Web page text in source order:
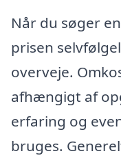
Når du søger
prisen
overveje.
afhængigt af
erfaring og
bruges.